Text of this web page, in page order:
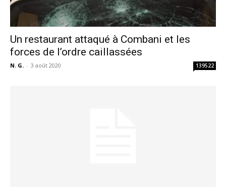
Un restaurant attaqué à Combani et les
forces de l’ordre caillassées
N. G. - 3 août 2020 139522